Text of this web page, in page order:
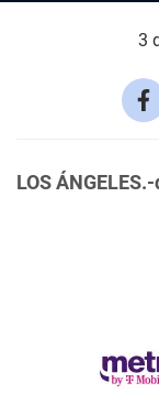
3
LOS